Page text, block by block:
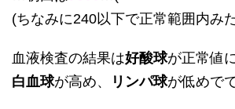
(ちなみに240以下で正常範囲内み
血液検査の結果は好酸球が正常値
白血球が高め、 リンパ球が低めで